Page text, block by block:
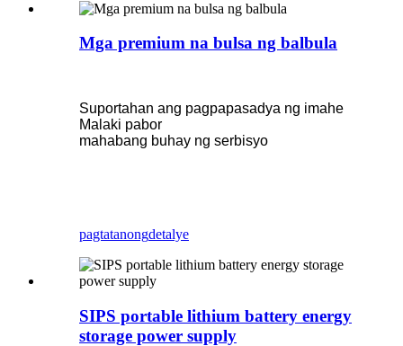
Mga premium na bulsa ng balbula
Suportahan ang pagpapasadya ng imahe
Malaki pabor
mahabang buhay ng serbisyo
pagtatanongdetalye
SIPS portable lithium battery energy
storage power supply